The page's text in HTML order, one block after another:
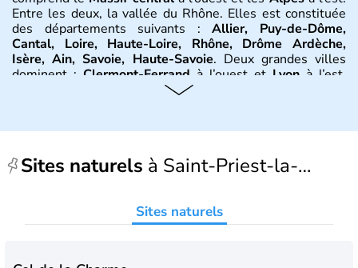
Entre les deux, la vallée du Rhône. Elles est constituée
des départements suivants :Allier, Puy-de-Dôme,
Cantal, Loire, Haute-Loire, Rhône, Drôme Ardèche,
Isère, Ain, Savoie, Haute-Savoie. Deux grandes villes
dominent : Clermont-Ferrand à l’ouest et Lyon à l’est.
D’autres villes ont une réelle importance dans la région
exemple. La région est bordée au Nord-Est par le climat
Sud-Est par le climat méditerranéen.
Auvergnedoit son nom au peuple gaulois des
Sites naturels à Saint-Priest-la-
Sites naturels